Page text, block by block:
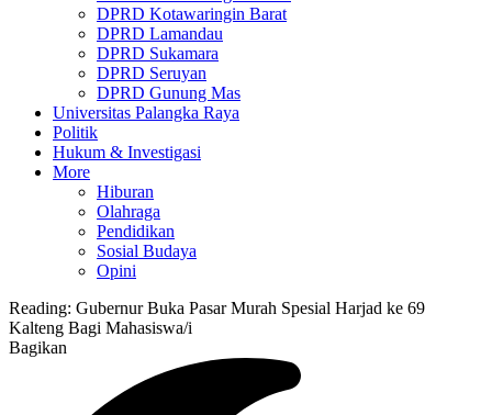
DPRD Kotawaringin Barat
DPRD Lamandau
DPRD Sukamara
DPRD Seruyan
DPRD Gunung Mas
Universitas Palangka Raya
Politik
Hukum & Investigasi
More
Hiburan
Olahraga
Pendidikan
Sosial Budaya
Opini
Reading: Gubernur Buka Pasar Murah Spesial Harjad ke 69
Kalteng Bagi Mahasiswa/i
Bagikan